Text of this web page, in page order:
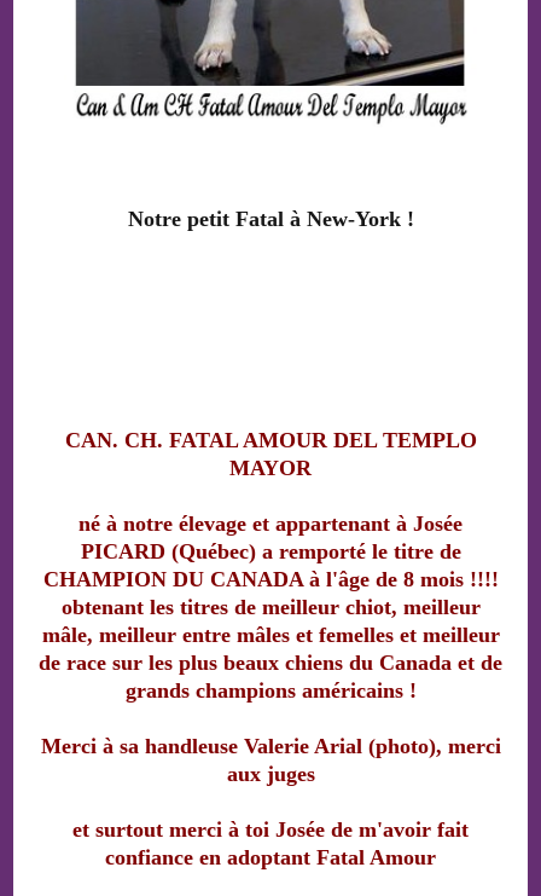
Notre petit Fatal à New-York !
CAN. CH. FATAL AMOUR DEL TEMPLO
MAYOR
né à notre élevage et appartenant à Josée
PICARD (Québec) a remporté le titre de
CHAMPION DU CANADA à l'âge de 8 mois !!!!
obtenant les titres de meilleur chiot, meilleur
mâle, meilleur entre mâles et femelles et meilleur
de race sur les plus beaux chiens du Canada et de
grands champions américains !
Merci à sa handleuse Valerie Arial (photo), merci
aux juges
et surtout merci à toi Josée de m'avoir fait
confiance en adoptant Fatal Amour